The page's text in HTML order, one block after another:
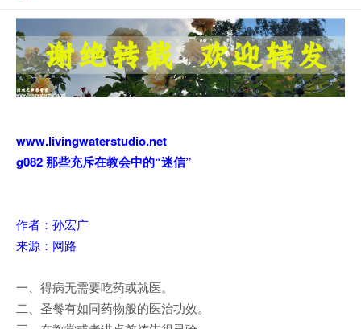
www.livingwaterstudio.net
g082那些充斥在教会中的“迷信”
作者：孙宏广
来源：网路
一、得病无需要吃药或就医。
二、圣餐有如同药物般的医治功效。